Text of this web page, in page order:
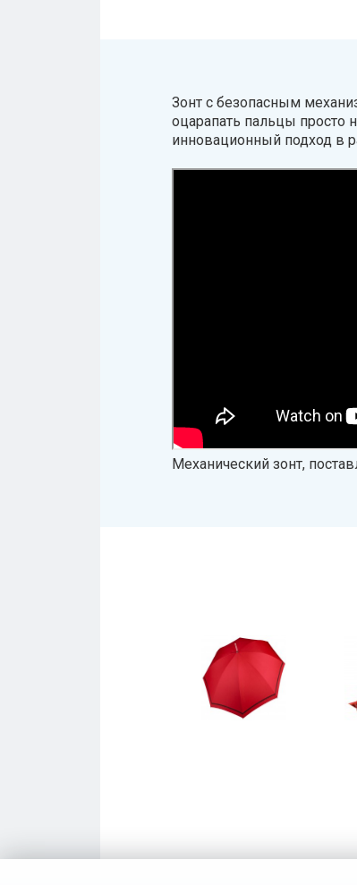
Зонт с безопасным
оцарапать пальцы просто
инновационный подход в
Механический зонт,